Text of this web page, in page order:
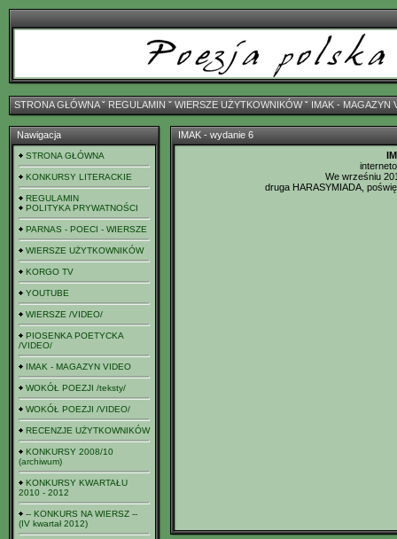
STRONA GŁÓWNAˇ REGULAMIN ˇ WIERSZE UŻYTKOWNIKÓWˇ IMAK - MAGAZYN
Nawigacja
STRONA GŁÓWNA
KONKURSY LITERACKIE
REGULAMIN
POLITYKA PRYWATNOŚCI
PARNAS - POECI - WIERSZE
WIERSZE UŻYTKOWNIKÓW
KORGO TV
YOUTUBE
WIERSZE /VIDEO/
PIOSENKA POETYCKA
/VIDEO/
IMAK - MAGAZYN VIDEO
WOKÓŁ POEZJI /teksty/
WOKÓŁ POEZJI /VIDEO/
RECENZJE UŻYTKOWNIKÓW
KONKURSY 2008/10
(archiwum)
KONKURSY KWARTAŁU
2010 - 2012
-- KONKURS NA WIERSZ --
(IV kwartał 2012)
IMAK - wydanie 6
We wrześniu
druga HARASYMIADA,